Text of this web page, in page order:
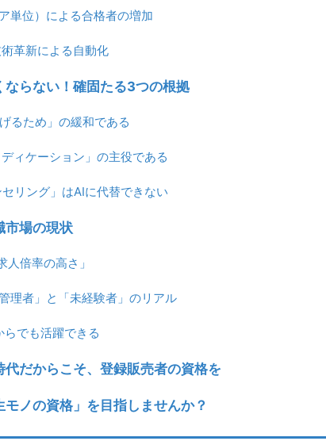
単位）による合格者の増加
革新による自動化
ならない！確固たる3つの根拠
るため」の緩和である
ィケーション」の主役である
リング」はAIに代替できない
市場の現状
人倍率の高さ」
理者」と「未経験者」のリアル
でも活躍できる
代だからこそ、登録販売者の資格を
ノの資格」を目指しませんか？